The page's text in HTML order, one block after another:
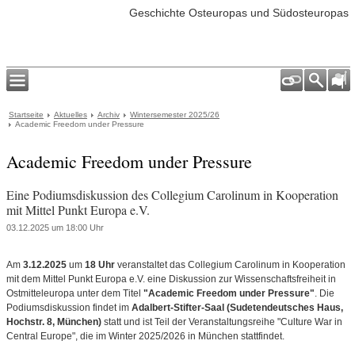
Geschichte Osteuropas und Südosteuropas
Startseite Aktuelles Archiv
Wintersemester 2025/26
Academic Freedom under Pressure
Academic Freedom under Pressure
Eine Podiumsdiskussion des Collegium Carolinum in Kooperation
mit Mittel Punkt Europa e.V.
03.12.2025 um 18:00 Uhr
Am 3.12.2025 um 18 Uhr veranstaltet das Collegium Carolinum in Kooperation
mit dem Mittel Punkt Europa e.V. eine Diskussion zur Wissenschaftsfreiheit in
Ostmitteleuropa unter dem Titel "Academic Freedom under Pressure". Die
Podiumsdiskussion findet im Adalbert-Stifter-Saal (Sudetendeutsches Haus,
Hochstr. 8, München) statt und ist Teil der Veranstaltungsreihe "Culture War in
Central Europe", die im Winter 2025/2026 in München stattfindet.